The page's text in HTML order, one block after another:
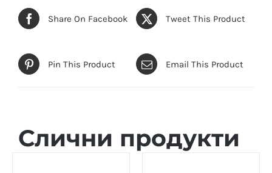
Share On Facebook Tweet This Product
Pin This Product Email This Product
Слични продукти